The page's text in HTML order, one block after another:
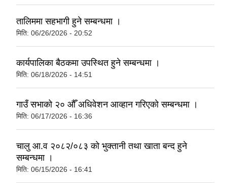
तालिममा सहभागी हुने सम्बन्धमा ।
मिति: 06/26/2026 - 20:52
कार्यपालिका बैठकमा उपस्थित हुने सम्बन्धमा ।
मिति: 06/18/2026 - 14:51
गाउँ सभाको २० औँ अधिवेशन आव्हान गरिएको सम्बन्धमा ।
मिति: 06/17/2026 - 16:36
चालु आ.व २०८२/०८३ को भुक्तानी तथा खाता बन्द हुने
सम्बन्धमा ।
मिति: 06/15/2026 - 16:41